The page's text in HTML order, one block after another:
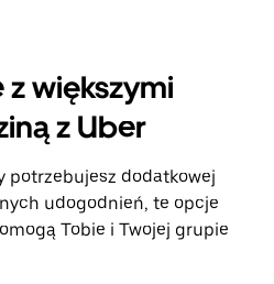
większymi
z Uber
potrzebujesz dodatkowej
udogodnień, te opcje
Tobie i Twojej grupie